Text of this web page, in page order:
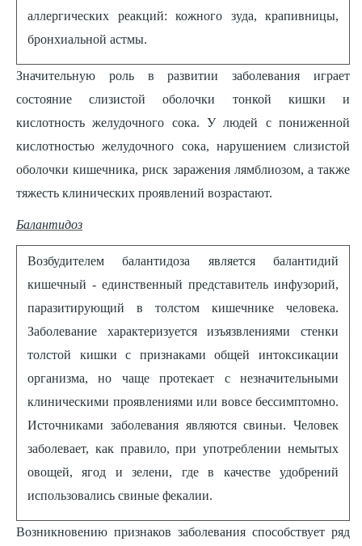
аллергических реакций: кожного зуда, крапивницы,
бронхиальной астмы.
Значительную роль в развитии заболевания играет
состояние слизистой оболочки тонкой кишки и
кислотность желудочного сока. У людей с пониженной
кислотностью желудочного сока, нарушением слизистой
оболочки кишечника, риск заражения лямблиозом, а также
тяжесть клинических проявлений возрастают.
Балантидоз
Возбудителем балантидоза является балантидий
кишечный - единственный представитель инфузорий,
паразитирующий в толстом кишечнике человека.
Заболевание характеризуется изъязвлениями стенки
толстой кишки с признаками общей интоксикации
организма, но чаще протекает с незначительными
клиническими проявлениями или вовсе бессимптомно.
Источниками заболевания являются свиньи. Человек
заболевает, как правило, при употреблении немытых
овощей, ягод и зелени, где в качестве удобрений
использовались свиные фекалии.
Возникновению признаков заболевания способствует ряд